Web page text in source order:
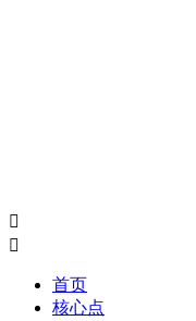


首页
核心点